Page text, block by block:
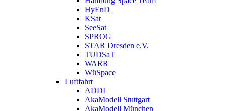
HyEnD
KSat
SeeSat
SPROG
STAR Dresden e.V.
TUDSaT
WARR
WüSpace
Luftfahrt
ADDI
AkaModell Stuttgart
AkaModell München